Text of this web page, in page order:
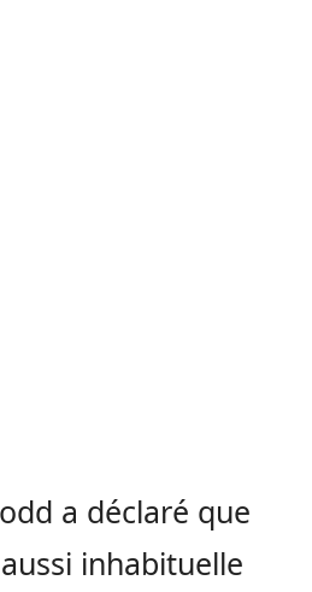
a déclaré que
inhabituelle